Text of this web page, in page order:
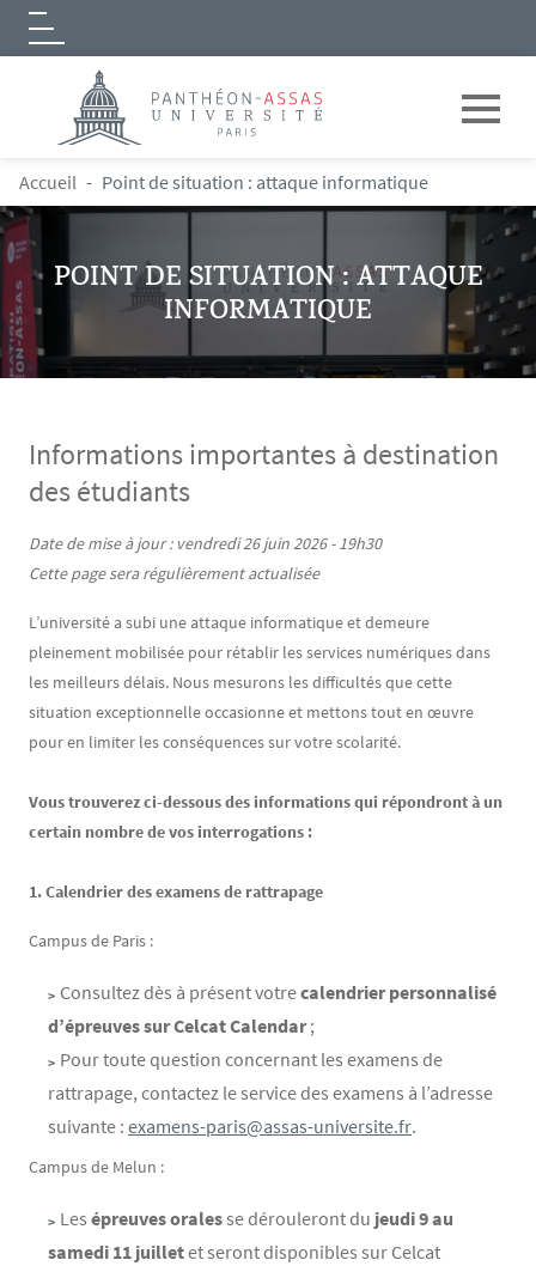
Aller au contenu principal
Logo
FIL D'ARIANE
Accueil Point de situation : attaque informatique
POINT DE SITUATION : ATTAQUE
INFORMATIQUE
Informations importantes à destination
des étudiants
Contenu
Texte
Date de mise à jour : vendredi 26 juin 2026 - 19h30
Cette page sera régulièrement actualisée
L’université a subi une attaque informatique et demeure
pleinement mobilisée pour rétablir les services numériques dans
les meilleurs délais. Nous mesurons les difficultés que cette
situation exceptionnelle occasionne et mettons tout en œuvre
pour en limiter les conséquences sur votre scolarité.
Vous trouverez ci-dessous des informations qui répondront à un
certain nombre de vos interrogations :
1. Calendrier des examens de rattrapage
Campus de Paris :
Consultez dès à présent votrecalendrier personnalisé
d’épreuves sur Celcat Calendar;
Pour toute question concernant les examens de
rattrapage, contactez le service des examens à l’adresse
suivante : examens-paris@assas-universite.fr.
Campus de Melun :
Les épreuves oralesse dérouleront du jeudi9 au
samedi 11 juilletet seront disponibles sur Celcat